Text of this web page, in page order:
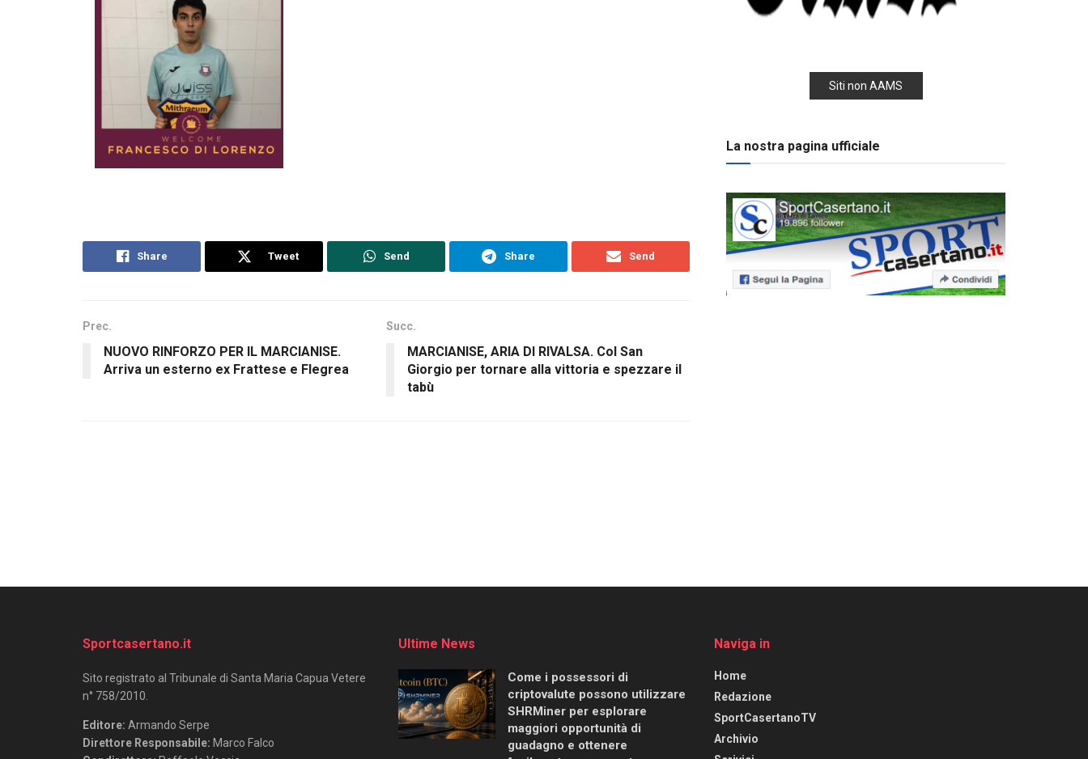
Share Tweet Send Share Send
Prec.
NUOVO RINFORZO PER IL MARCIANISE.
Arriva un esterno ex Frattese e Flegrea
Succ.
MARCIANISE, ARIA DI RIVALSA. Col San
Giorgio per tornare alla vittoria e spezzare il
tabù
Siti non AAMS
La nostra pagina ufficiale
Sportcasertano.it
Sito registrato al Tribunale di Santa Maria Capua Vetere
n° 758/2010.
Editore: Armando Serpe
Direttore Responsabile: Marco Falco
Ultime News
Come i possessori di
criptovalute possono utilizzare
SHRMiner per esplorare
maggiori opportunità di
guadagno e ottenere
Naviga in
Home
Redazione
SportCasertanoTV
Archivio